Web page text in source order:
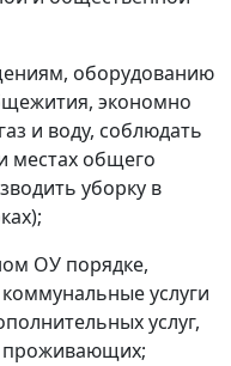
оборудованию
экономно
и воду, соблюдать
местах общего
уборку в
ОУ порядке,
услуги
услуг,
проживающих;